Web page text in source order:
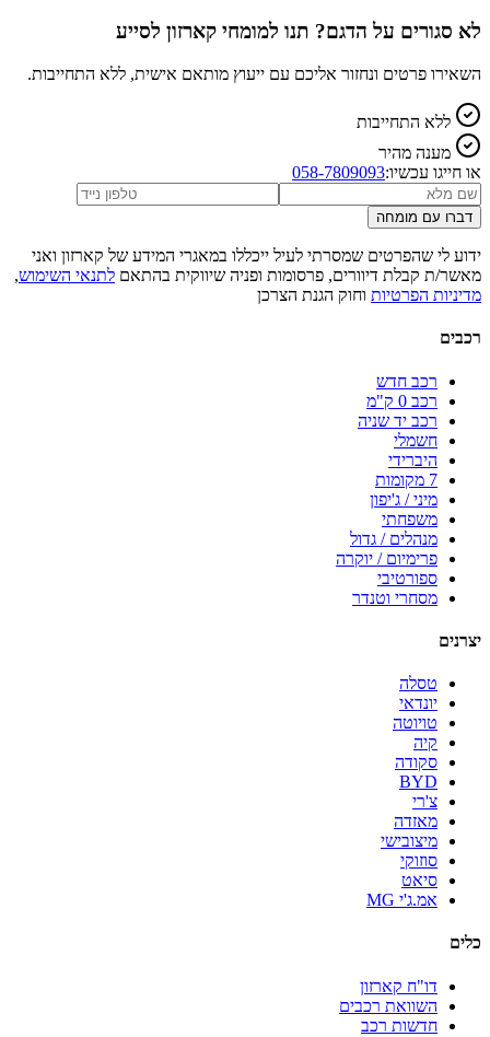
לא סגורים על הדגם? תנו למומחי קארזון לסייע
השאירו פרטים ונחזור אליכם עם ייעוץ מותאם אישית, ללא התחייבות.
ללא התחייבות
מענה מהיר
או חייגו עכשיו:058-7809093
דברו עם מומחה
ידוע לי שהפרטים שמסרתי לעיל ייכללו במאגרי המידע של קארזון ואני
מאשר/ת קבלת דיוורים, פרסומות ופניה שיווקית בהתאם לתנאי השימוש,
מדיניות הפרטיות וחוק הגנת הצרכן
רכבים
רכב חדש
רכב 0 ק"מ
רכב יד שניה
חשמלי
היברידי
7 מקומות
מיני / ג'יפון
משפחתי
מנהלים / גדול
פרימיום / יוקרה
ספורטיבי
מסחרי וטנדר
יצרנים
טסלה
יונדאי
טויוטה
קיה
סקודה
BYD
צ'רי
מאזדה
מיצובישי
סוזוקי
סיאט
אמ.ג'י MG
כלים
דו"ח קארזון
השוואת רכבים
חדשות רכב